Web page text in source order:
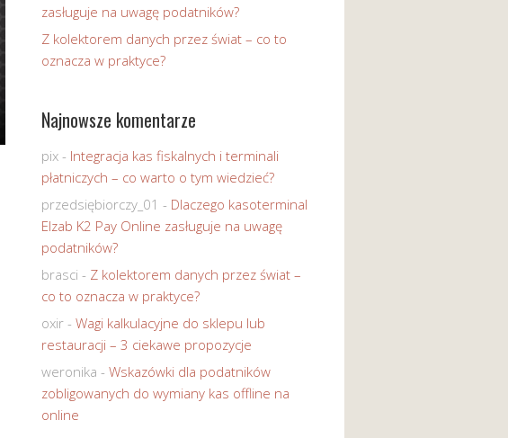
zasługuje na uwagę podatników?
Z kolektorem danych przez świat – co to
oznacza w praktyce?
Najnowsze komentarze
pix - Integracja kas fiskalnych i terminali
płatniczych – co warto o tym wiedzieć?
przedsiębiorczy_01 - Dlaczego kasoterminal
Elzab K2 Pay Online zasługuje na uwagę
podatników?
brasci - Z kolektorem danych przez świat –
co to oznacza w praktyce?
oxir - Wagi kalkulacyjne do sklepu lub
restauracji – 3 ciekawe propozycje
weronika - Wskazówki dla podatników
zobligowanych do wymiany kas offline na
online